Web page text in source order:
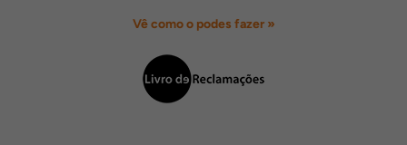
Vê como o podes fazer »